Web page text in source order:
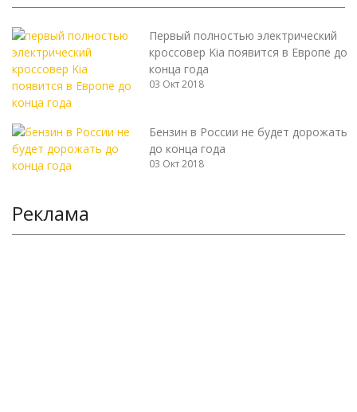
Первый полностью электрический
кроссовер Kia появится в Европе до
конца года
03 Окт 2018
Бензин в России не будет дорожать
до конца года
03 Окт 2018
Реклама